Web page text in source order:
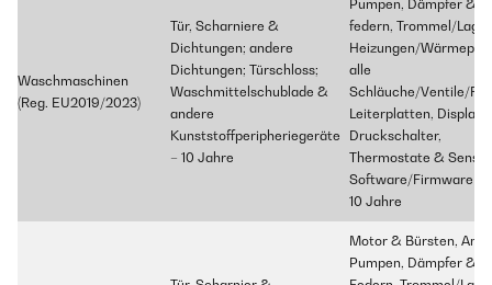
Waschmaschinen
(Reg. EU2019/2023)
Tür, Scharniere &
Dichtungen; andere
Dichtungen; Türschloss;
Waschmittelschublade &
andere
Kunststoffperipheriegeräte
– 10 Jahre
Pumpen, Dämpfer &
federn, Trommel/
Heizungen/
alle
Schläuche/Ventile/
Leiterplatten, Displays,
Druckschalter,
Thermostate &
Software/Firmware –
10 Jahre
Motor & Bürsten,
Pumpen, Dämpfer &